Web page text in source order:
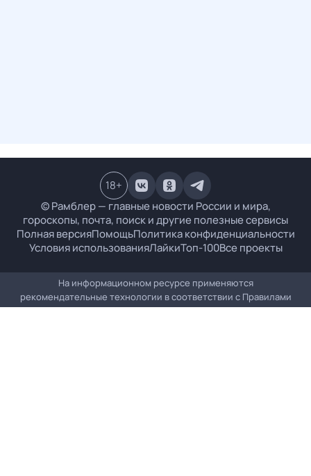
© Рамблер — главные новости России и мира,
гороскопы, почта, поиск и другие полезные сервисы
Полная версияПомощьПолитика конфиденциальности
Условия использованияЛайкиТоп-100Все проекты
18+
На информационном ресурсе применяются
рекомендательные технологии в соответствии с Правилами